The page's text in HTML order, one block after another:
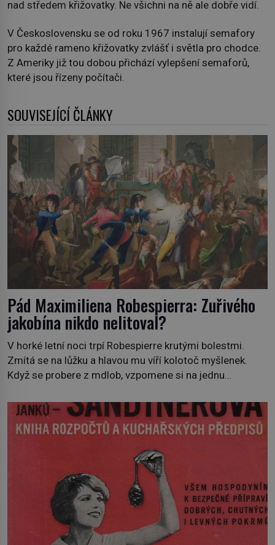
nad středem křižovatky. Ne všichni na ně ale dobře vidí.
V Československu se od roku 1967 instalují semafory
pro každé rameno křižovatky zvlášť i světla pro chodce.
Z Ameriky již tou dobou přichází vylepšení semaforů,
které jsou řízeny počítači.
SOUVISEJÍCÍ ČLÁNKY
Pád Maximiliena Robespierra: Zuřivého
jakobína nikdo nelitoval?
V horké letní noci trpí Robespierre krutými bolestmi.
Zmítá se na lůžku a hlavou mu víří kolotoč myšlenek.
Když se probere z mdlob, vzpomene si na jednu
Prorokovala mu tragický osud. Tehdy se jí vysmál.
„Robespierre to dotáhne hodně daleko,“ prohlásil o něm
jiný významný francouzský revolucionář, Honoré de